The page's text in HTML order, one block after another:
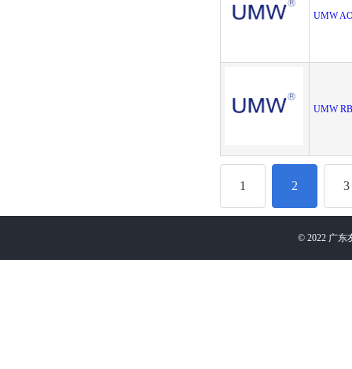
UMW
UMW
1 2 3
© 2022 广东